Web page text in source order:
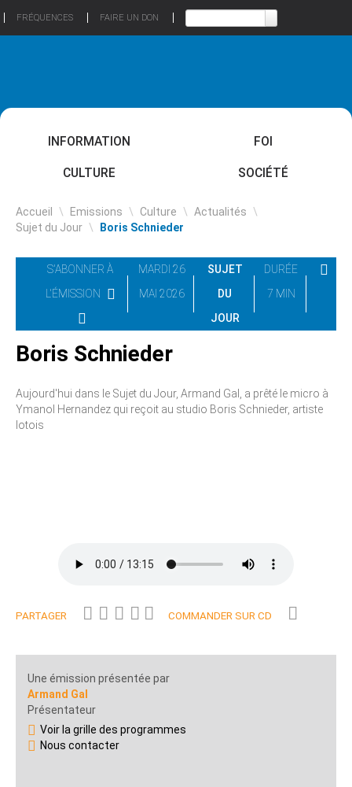
FRÉQUENCES FAIRE UN DON
INFORMATION FOI
CULTURE SOCIÉTÉ
Accueil \ Emissions \ Culture \ Actualités \
Sujet du Jour \ Boris Schnieder
S'ABONNER À
L'ÉMISSION
MARDI 26
MAI 2026
SUJET
DU
JOUR
DURÉE
7 MIN
Boris Schnieder
Aujourd'hui dans le Sujet du Jour, Armand Gal, a prêté le micro à
Ymanol Hernandez qui reçoit au studio Boris Schnieder, artiste
lotois
PARTAGER COMMANDER SUR CD
Une émission présentée par
Armand Gal
Présentateur
Voir la grille des programmes
Nous contacter